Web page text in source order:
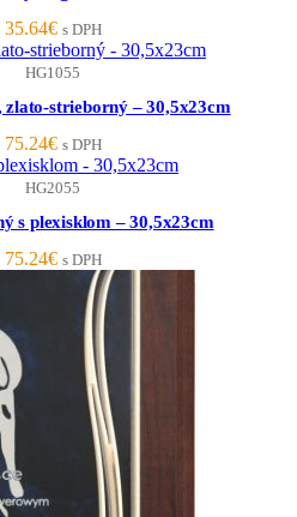
35.64€ s DPH
HG1055
strieborný – 30,5x23cm
75.24€ s DPH
HG2055
s plexisklom – 30,5x23cm
75.24€ s DPH